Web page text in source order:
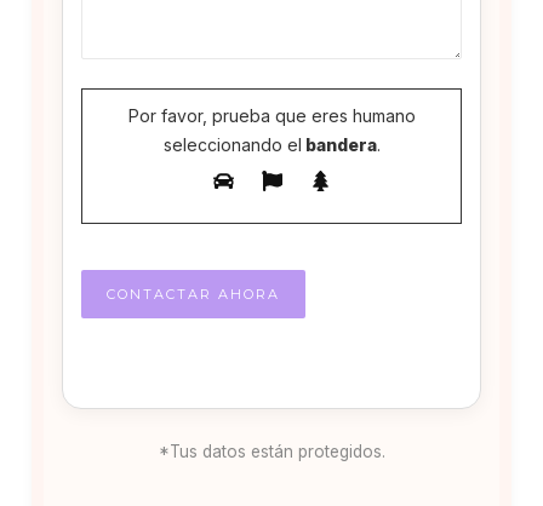
Por favor, prueba que eres humano
seleccionando el bandera.
*Tus datos están protegidos.